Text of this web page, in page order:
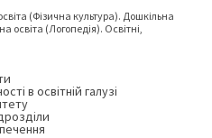
(Фізична культура). Дошкільна
освіта (Логопедія). Освітні,
в освітній галузі